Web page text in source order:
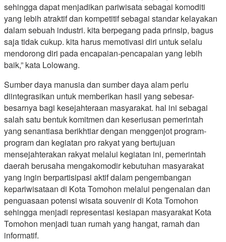
sehingga dapat menjadikan pariwisata sebagai komoditi
yang lebih atraktif dan kompetitif sebagai standar kelayakan
dalam sebuah industri. kita berpegang pada prinsip, bagus
saja tidak cukup. kita harus memotivasi diri untuk selalu
mendorong diri pada encapaian-pencapaian yang lebih
baik,” kata Lolowang.
Sumber daya manusia dan sumber daya alam perlu
diintegrasikan untuk memberikan hasil yang sebesar-
besarnya bagi kesejahteraan masyarakat. hal ini sebagai
salah satu bentuk komitmen dan keseriusan pemerintah
yang senantiasa berikhtiar dengan menggenjot program-
program dan kegiatan pro rakyat yang bertujuan
mensejahterakan rakyat melalui kegiatan ini, pemerintah
daerah berusaha mengakomodir kebutuhan masyarakat
yang ingin berpartisipasi aktif dalam pengembangan
kepariwisataan di Kota Tomohon melalui pengenalan dan
penguasaan potensi wisata souvenir di Kota Tomohon
sehingga menjadi representasi kesiapan masyarakat Kota
Tomohon menjadi tuan rumah yang hangat, ramah dan
informatif.